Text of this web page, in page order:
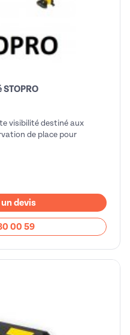
visibilité destiné aux
de place pour
devis
00 59